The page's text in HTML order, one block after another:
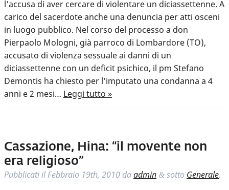
l’accusa di aver cercare di violentare un diciassettenne. A
carico del sacerdote anche una denuncia per atti osceni
in luogo pubblico. Nel corso del processo a don
Pierpaolo Mologni, già parroco di Lombardore (TO),
accusato di violenza sessuale ai danni di un
diciassettenne con un deficit psichico, il pm Stefano
Demontis ha chiesto per l’imputato una condanna a 4
anni e 2 mesi… Leggi tutto »
Cassazione, Hina: “il movente non
era religioso”
Pubblicati ilFebbraio 19th, 2010 daadmin & sotto Generale.